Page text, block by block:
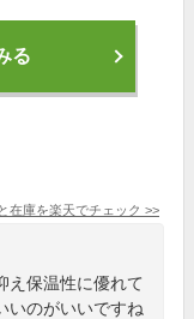
る
在庫を楽天でチェック >>
え保温性に優れて
いのがいいですね